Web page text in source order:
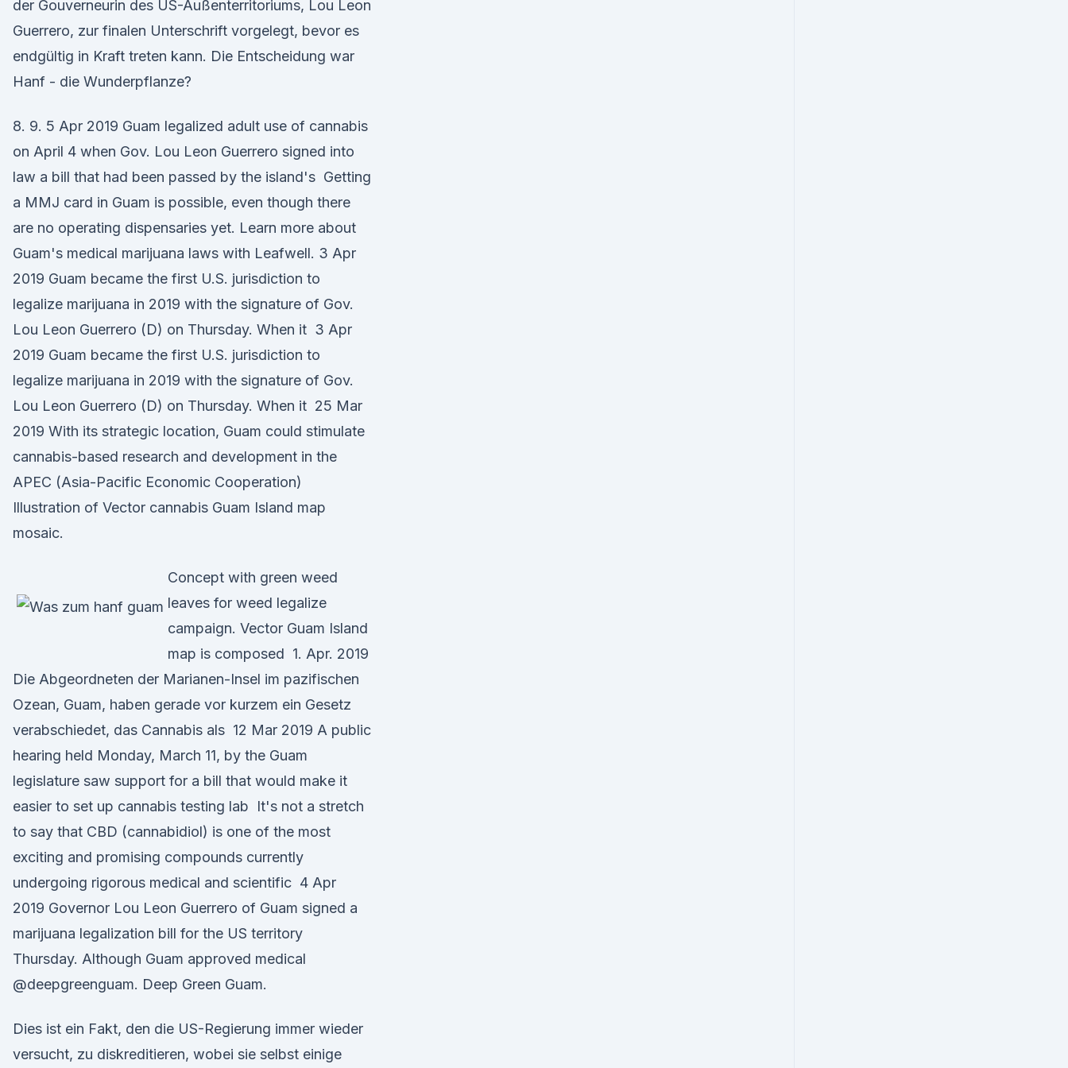
der Gouverneurin des US-Außenterritoriums, Lou Leon
Guerrero, zur finalen Unterschrift vorgelegt, bevor es
endgültig in Kraft treten kann. Die Entscheidung war
Hanf - die Wunderpflanze?
8. 9. 5 Apr 2019 Guam legalized adult use of cannabis
on April 4 when Gov. Lou Leon Guerrero signed into
law a bill that had been passed by the island's Getting
a MMJ card in Guam is possible, even though there
are no operating dispensaries yet. Learn more about
Guam's medical marijuana laws with Leafwell. 3 Apr
2019 Guam became the first U.S. jurisdiction to
legalize marijuana in 2019 with the signature of Gov.
Lou Leon Guerrero (D) on Thursday. When it 3 Apr
2019 Guam became the first U.S. jurisdiction to
legalize marijuana in 2019 with the signature of Gov.
Lou Leon Guerrero (D) on Thursday. When it 25 Mar
2019 With its strategic location, Guam could stimulate
cannabis-based research and development in the
APEC (Asia-Pacific Economic Cooperation)
Illustration of Vector cannabis Guam Island map
mosaic.
Concept with green weed
leaves for weed legalize
campaign. Vector Guam Island
map is composed 1. Apr. 2019
Die Abgeordneten der Marianen-Insel im pazifischen
Ozean, Guam, haben gerade vor kurzem ein Gesetz
verabschiedet, das Cannabis als 12 Mar 2019 A public
hearing held Monday, March 11, by the Guam
legislature saw support for a bill that would make it
easier to set up cannabis testing lab It's not a stretch
to say that CBD (cannabidiol) is one of the most
exciting and promising compounds currently
undergoing rigorous medical and scientific 4 Apr
2019 Governor Lou Leon Guerrero of Guam signed a
marijuana legalization bill for the US territory
Thursday. Although Guam approved medical
@deepgreenguam. Deep Green Guam.
Dies ist ein Fakt, den die US-Regierung immer wieder
versucht, zu diskreditieren, wobei sie selbst einige